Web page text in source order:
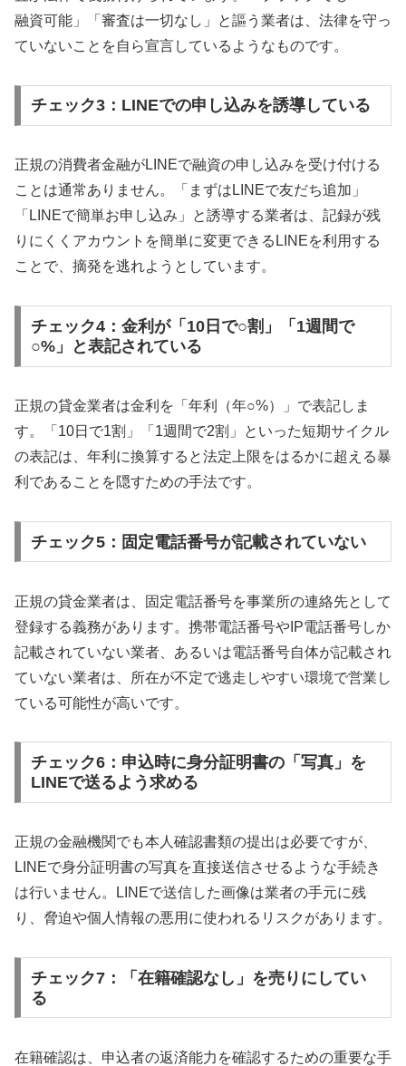
融資可能」「審査は一切なし」と謳う業者は、法律を守っ
ていないことを自ら宣言しているようなものです。
チェック3：LINEでの申し込みを誘導している
正規の消費者金融がLINEで融資の申し込みを受け付ける
ことは通常ありません。「まずはLINEで友だち追加」
「LINEで簡単お申し込み」と誘導する業者は、記録が残
りにくくアカウントを簡単に変更できるLINEを利用する
ことで、摘発を逃れようとしています。
チェック4：金利が「10日で○割」「1週間で
○%」と表記されている
正規の貸金業者は金利を「年利（年○%）」で表記しま
す。「10日で1割」「1週間で2割」といった短期サイクル
の表記は、年利に換算すると法定上限をはるかに超える暴
利であることを隠すための手法です。
チェック5：固定電話番号が記載されていない
正規の貸金業者は、固定電話番号を事業所の連絡先として
登録する義務があります。携帯電話番号やIP電話番号しか
記載されていない業者、あるいは電話番号自体が記載され
ていない業者は、所在が不定で逃走しやすい環境で営業し
ている可能性が高いです。
チェック6：申込時に身分証明書の「写真」を
LINEで送るよう求める
正規の金融機関でも本人確認書類の提出は必要ですが、
LINEで身分証明書の写真を直接送信させるような手続き
は行いません。LINEで送信した画像は業者の手元に残
り、脅迫や個人情報の悪用に使われるリスクがあります。
チェック7：「在籍確認なし」を売りにしてい
る
在籍確認は、申込者の返済能力を確認するための重要な手